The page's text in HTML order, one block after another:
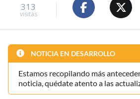
313
visitas
NOTICIA EN DESARROLLO
Estamos recopilando más
noticia, quédate atento a las